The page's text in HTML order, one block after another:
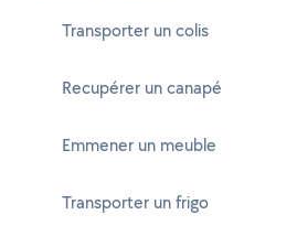
Transporter un colis
Recupérer un canapé
Emmener un meuble
Transporter un frigo